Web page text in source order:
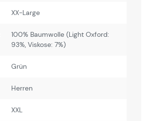
XX-Large
100% Baumwolle (Light Oxford:
93%, Viskose: 7%)
Grün
Herren
XXL